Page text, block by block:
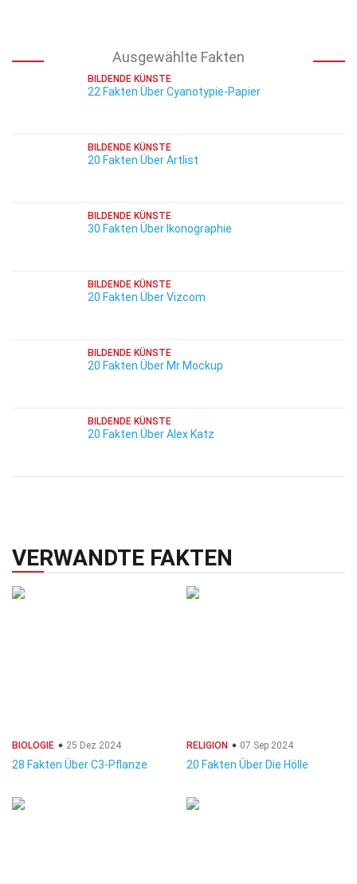
Ausgewählte Fakten
BILDENDE KÜNSTE
22 Fakten Über Cyanotypie-Papier
BILDENDE KÜNSTE
20 Fakten Über Artlist
BILDENDE KÜNSTE
30 Fakten Über Ikonographie
BILDENDE KÜNSTE
20 Fakten Über Vizcom
BILDENDE KÜNSTE
20 Fakten Über Mr Mockup
BILDENDE KÜNSTE
20 Fakten Über Alex Katz
VERWANDTE FAKTEN
BIOLOGIE 25 Dez 2024
28 Fakten Über C3-Pflanze
RELIGION 07 Sep 2024
20 Fakten Über Die Hölle